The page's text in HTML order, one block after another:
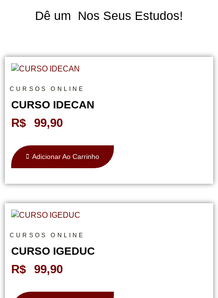
Dê um Nos Seus Estudos!
CURSOS ONLINE
CURSO IDECAN
R$ 99,90
Adicionar Ao Carrinho
CURSOS ONLINE
CURSO IGEDUC
R$ 99,90